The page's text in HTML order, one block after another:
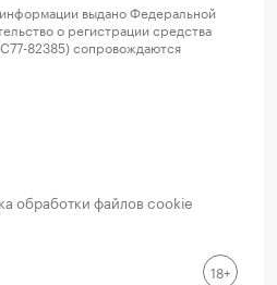
выдано Федеральной
о регистрации средства
82385) сопровождаются
обработки файлов cookie
18+